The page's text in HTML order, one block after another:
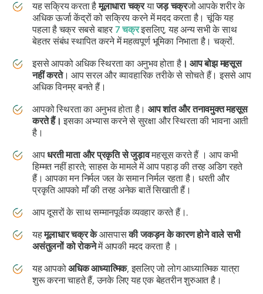
यह सक्रिय करता हैमूलाधाराचक्रयाजड़चक्रजो आपके शरीर के
अधिक ऊर्जा केंद्रों को सक्रिय करने में मदद करता है। चूंकि यह
पहला हैचक्रसबसे बाहर 7चक्रइसलिए, यह अन्य सभी के साथ
बेहतर संबंध स्थापित करने में महत्वपूर्ण भूमिका निभाता है।चक्रों.
इससे आपको अधिक स्थिरता का अनुभव होता है। आप बोझ महसूस
नहीं करते। आप सरल और व्यावहारिक तरीके से सोचते हैं। इससे आप
अधिक विनम्र बनते हैं।
आपको स्थिरता का अनुभव होता है। आप शांत और तनावमुक्त महसूस
करते हैं। इसका अभ्यास करने से सुरक्षा और स्थिरता की भावना आती
है।
आपधरतीमाता औरप्रकृतिसेजुड़ावमहसूस करते हैं । आप कभी
हिम्मत नहीं हारते; साहस के मामले में आप पहाड़ की तरह अडिग रहते
हैं। आपका मन निर्मल जल के समान निर्मल रहता है। धरती और
प्रकृति आपको माँ की तरह अनेक बातें सिखाती हैं।
आप दूसरों के साथ सम्मानपूर्वक व्यवहार करते हैं।.
यहमूलाधारचक्र केआसपासकी जकड़न के कारण होने वाले सभी
असंतुलनों को रोकनेमें आपकी मदद करता है ।
यह आपकोअधिक आध्यात्मिक, इसलिए जो लोग आध्यात्मिक यात्रा
शुरू करना चाहते हैं, उनके लिए यह एक बेहतरीन शुरुआत है।